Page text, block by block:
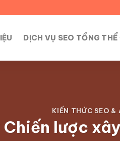
DỊCH VỤ SEO TỔNG THỂ
KIẾN THỨC SEO &
Chiến lược